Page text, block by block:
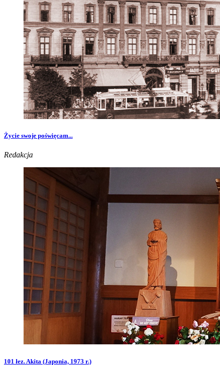
Życie swoje poświęcam...
Redakcja
101 łez. Akita (Japonia, 1973 r.)